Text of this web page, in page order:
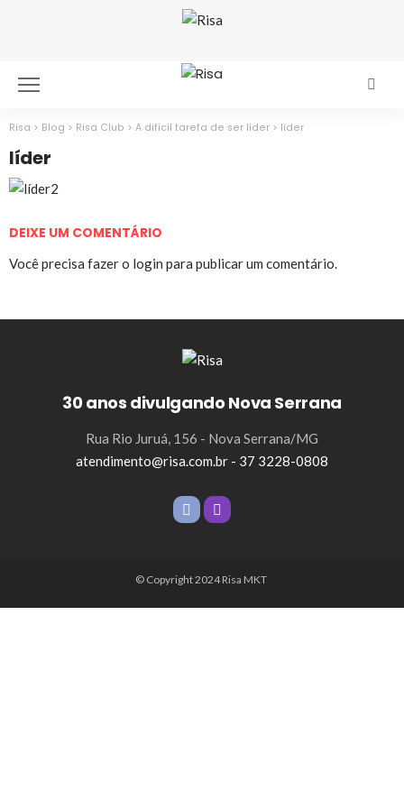
Risa > Blog > Risa Club > A difícil tarefa de ser líder > líder
líder
DEIXE UM COMENTÁRIO
Você precisa fazer o login para publicar um comentário.
30 anos divulgando Nova Serrana
Rua Rio Juruá, 156 - Nova Serrana/MG
atendimento@risa.com.br - 37 3228-0808
© Copyright 2024 Risa MKT